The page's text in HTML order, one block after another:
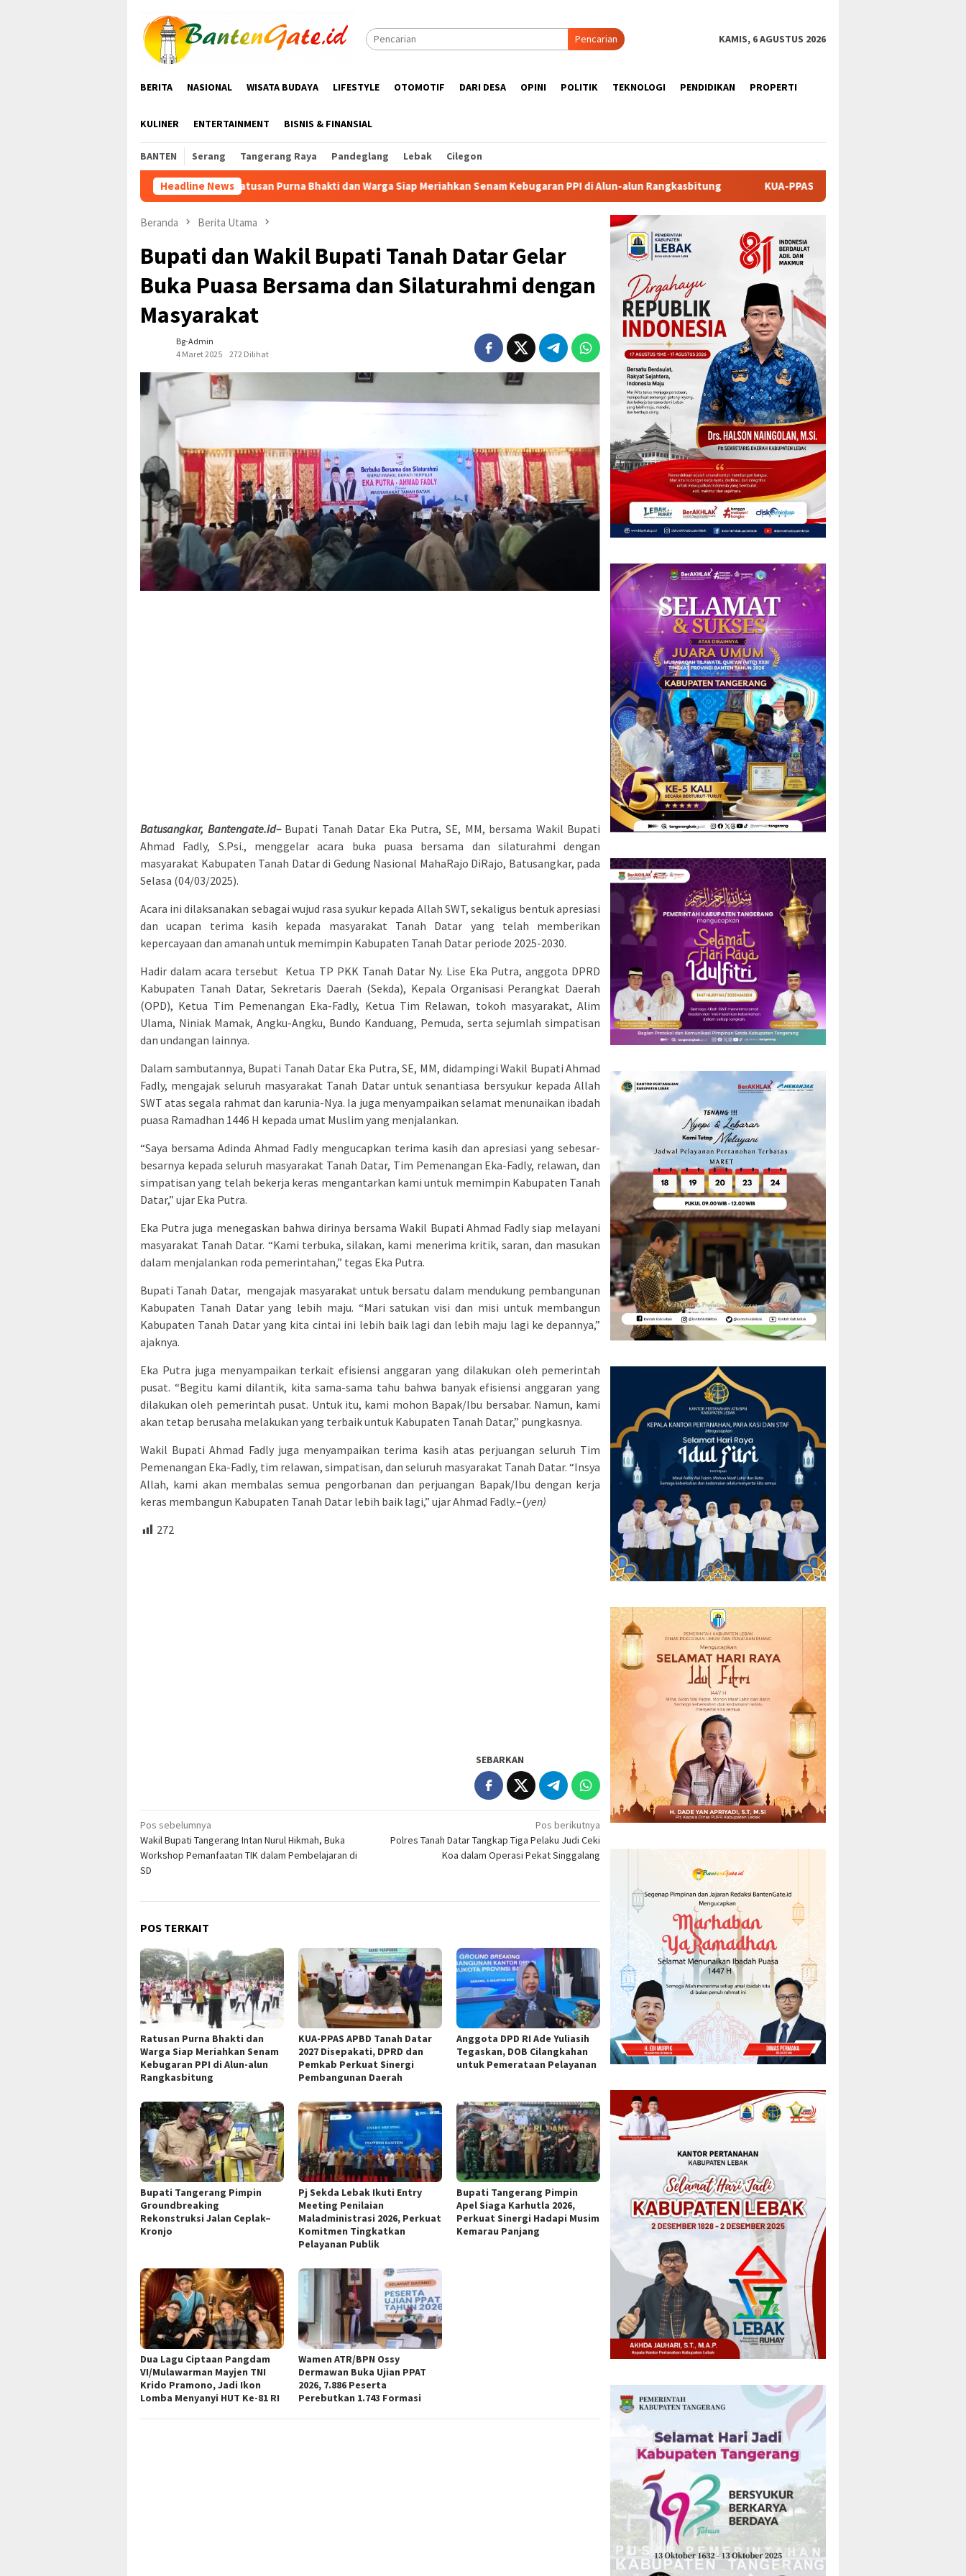
konten
Pencarian KAMIS, 6 AGUSTUS 2026
BERITA NASIONAL WISATA BUDAYA LIFESTYLE OTOMOTIF DARI DESA OPINI POLITIK TEKNOLOGI PENDIDIKAN PROPERTI
KULINER ENTERTAINMENT BISNIS & FINANSIAL
BANTEN Serang Tangerang Raya Pandeglang Lebak Cilegon
Headline News
Ratusan Purna Bhakti dan Warga Siap Meriahkan Senam Kebugaran PPI di Alun-alun Rangkasbitung KUA-PPAS APBD Tanah Datar 2027 Disepakati, DPRD dan Pemkab
Beranda Berita Utama
Bupati dan Wakil Bupati Tanah Datar Gelar
Buka Puasa Bersama dan Silaturahmi dengan
Masyarakat
Bg-Admin
4 Maret 2025
272 Dilihat
Batusangkar, Bantengate.id–Bupati Tanah Datar Eka Putra, SE, MM, bersama Wakil Bupati
Ahmad Fadly, S.Psi., menggelar acara buka puasa bersama dan silaturahmi dengan
masyarakat Kabupaten Tanah Datar di Gedung Nasional MahaRajo DiRajo, Batusangkar, pada
Selasa (04/03/2025).
Acara ini dilaksanakan sebagai wujud rasa syukur kepada Allah SWT, sekaligus bentuk apresiasi
dan ucapan terima kasih kepada masyarakat Tanah Datar yang telah memberikan
kepercayaan dan amanah untuk memimpin Kabupaten Tanah Datar periode 2025-2030.
Hadir dalam acara tersebut Ketua TP PKK Tanah Datar Ny. Lise Eka Putra, anggota DPRD
Kabupaten Tanah Datar, Sekretaris Daerah (Sekda), Kepala Organisasi Perangkat Daerah
(OPD), Ketua Tim Pemenangan Eka-Fadly, Ketua Tim Relawan, tokoh masyarakat, Alim
Ulama, Niniak Mamak, Angku-Angku, Bundo Kanduang, Pemuda, serta sejumlah simpatisan
dan undangan lainnya.
Dalam sambutannya, Bupati Tanah Datar Eka Putra, SE, MM, didampingi Wakil Bupati Ahmad
Fadly, mengajak seluruh masyarakat Tanah Datar untuk senantiasa bersyukur kepada Allah
SWT atas segala rahmat dan karunia-Nya. Ia juga menyampaikan selamat menunaikan ibadah
puasa Ramadhan 1446 H kepada umat Muslim yang menjalankan.
“Saya bersama Adinda Ahmad Fadly mengucapkan terima kasih dan apresiasi yang sebesar-
besarnya kepada seluruh masyarakat Tanah Datar, Tim Pemenangan Eka-Fadly, relawan, dan
simpatisan yang telah bekerja keras mengantarkan kami untuk memimpin Kabupaten Tanah
Datar,” ujar Eka Putra.
Eka Putra juga menegaskan bahwa dirinya bersama Wakil Bupati Ahmad Fadly siap melayani
masyarakat Tanah Datar. “Kami terbuka, silakan, kami menerima kritik, saran, dan masukan
dalam menjalankan roda pemerintahan,” tegas Eka Putra.
Bupati Tanah Datar, mengajak masyarakat untuk bersatu dalam mendukung pembangunan
Kabupaten Tanah Datar yang lebih maju. “Mari satukan visi dan misi untuk membangun
Kabupaten Tanah Datar yang kita cintai ini lebih baik lagi dan lebih maju lagi ke depannya,”
ajaknya.
Eka Putra juga menyampaikan terkait efisiensi anggaran yang dilakukan oleh pemerintah
pusat. “Begitu kami dilantik, kita sama-sama tahu bahwa banyak efisiensi anggaran yang
dilakukan oleh pemerintah pusat. Untuk itu, kami mohon Bapak/Ibu bersabar. Namun, kami
akan tetap berusaha melakukan yang terbaik untuk Kabupaten Tanah Datar,” pungkasnya.
Wakil Bupati Ahmad Fadly juga menyampaikan terima kasih atas perjuangan seluruh Tim
Pemenangan Eka-Fadly, tim relawan, simpatisan, dan seluruh masyarakat Tanah Datar. “Insya
Allah, kami akan membalas semua pengorbanan dan perjuangan Bapak/Ibu dengan kerja
keras membangun Kabupaten Tanah Datar lebih baik lagi,” ujar Ahmad Fadly.–(yen)
272
SEBARKAN
Navigasi
pos
Pos sebelumnya
Wakil Bupati Tangerang Intan Nurul Hikmah, Buka
Workshop Pemanfaatan TIK dalam Pembelajaran di
SD
Pos berikutnya
Polres Tanah Datar Tangkap Tiga Pelaku Judi Ceki
Koa dalam Operasi Pekat Singgalang
POS TERKAIT
Ratusan Purna Bhakti dan
Warga Siap Meriahkan Senam
Kebugaran PPI di Alun-alun
Rangkasbitung
KUA-PPAS APBD Tanah Datar
2027 Disepakati, DPRD dan
Pemkab Perkuat Sinergi
Pembangunan Daerah
Anggota DPD RI Ade Yuliasih
Tegaskan, DOB Cilangkahan
untuk Pemerataan Pelayanan
Bupati Tangerang Pimpin
Groundbreaking
Rekonstruksi Jalan Ceplak–
Kronjo
Pj Sekda Lebak Ikuti Entry
Meeting Penilaian
Maladministrasi 2026, Perkuat
Komitmen Tingkatkan
Pelayanan Publik
Bupati Tangerang Pimpin
Apel Siaga Karhutla 2026,
Perkuat Sinergi Hadapi Musim
Kemarau Panjang
Dua Lagu Ciptaan Pangdam
VI/Mulawarman Mayjen TNI
Krido Pramono, Jadi Ikon
Lomba Menyanyi HUT Ke-81 RI
Wamen ATR/BPN Ossy
Dermawan Buka Ujian PPAT
2026, 7.886 Peserta
Perebutkan 1.743 Formasi